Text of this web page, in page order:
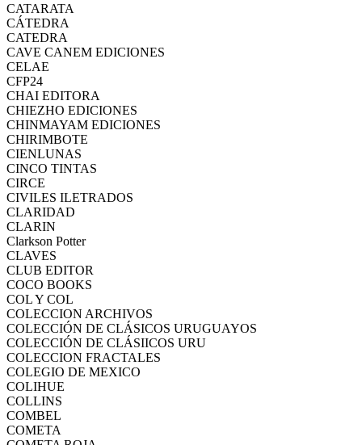
CATARATA
CÁTEDRA
CATEDRA
CAVE CANEM EDICIONES
CELAE
CFP24
CHAI EDITORA
CHIEZHO EDICIONES
CHINMAYAM EDICIONES
CHIRIMBOTE
CIENLUNAS
CINCO TINTAS
CIRCE
CIVILES ILETRADOS
CLARIDAD
CLARIN
Clarkson Potter
CLAVES
CLUB EDITOR
COCO BOOKS
COL Y COL
COLECCION ARCHIVOS
COLECCIÓN DE CLÁSICOS URUGUAYOS
COLECCIÓN DE CLÁSIICOS URU
COLECCION FRACTALES
COLEGIO DE MEXICO
COLIHUE
COLLINS
COMBEL
COMETA